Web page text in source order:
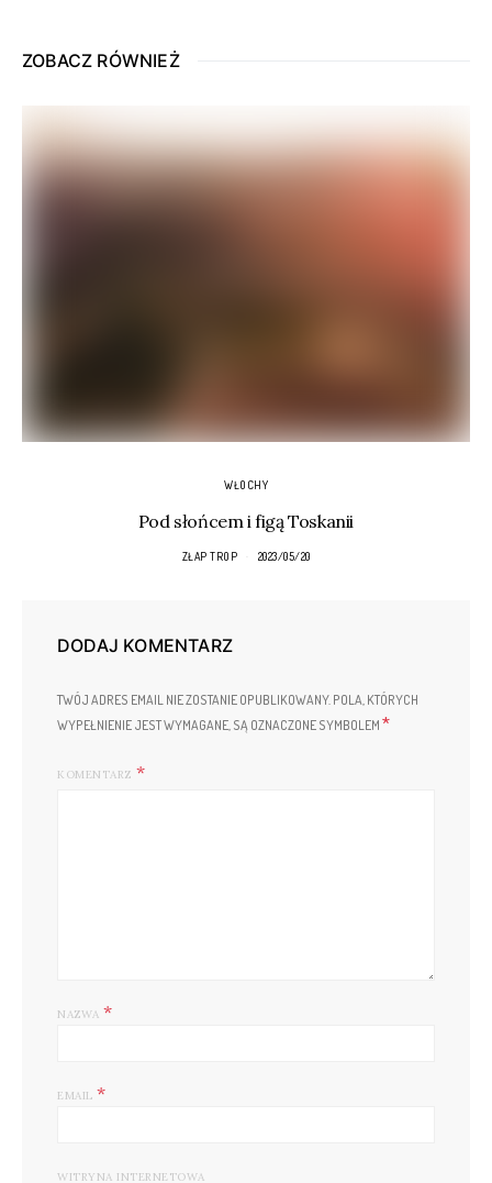
ZOBACZ RÓWNIEŻ
WŁOCHY
Pod słońcem i figą Toskanii
ZŁAP TROP 2023/05/20
DODAJ KOMENTARZ
TWÓJ ADRES EMAIL NIE ZOSTANIE OPUBLIKOWANY. POLA, KTÓRYCH
WYPEŁNIENIE JEST WYMAGANE, SĄ OZNACZONE SYMBOLEM *
KOMENTARZ
NAZWA *
EMAIL *
WITRYNA INTERNETOWA